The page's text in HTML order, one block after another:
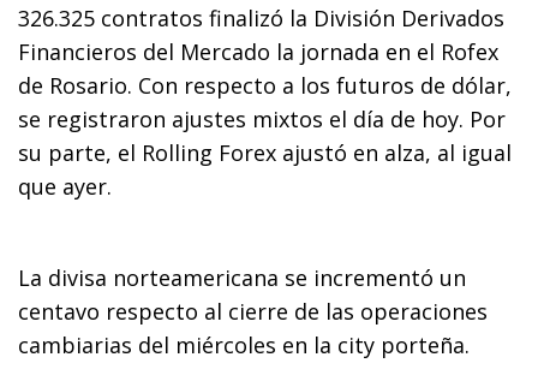
326.325 contratos finalizó la División Derivados
Financieros del Mercado la jornada en el Rofex
de Rosario. Con respecto a los futuros de dólar,
se registraron ajustes mixtos el día de hoy. Por
su parte, el Rolling Forex ajustó en alza, al igual
que ayer.
La divisa norteamericana se incrementó un
centavo respecto al cierre de las operaciones
cambiarias del miércoles en la city porteña.